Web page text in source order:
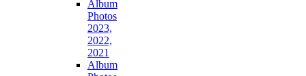
Album
Photos
2023,
2022,
2021
Album